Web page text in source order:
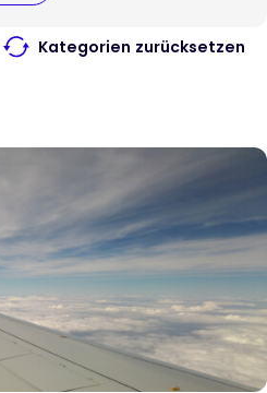
Kategorien zurücksetzen